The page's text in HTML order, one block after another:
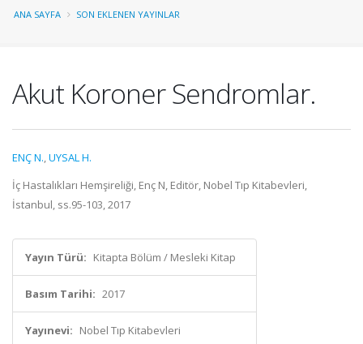
ANA SAYFA SON EKLENEN YAYINLAR
Akut Koroner Sendromlar.
ENÇ N.,UYSAL H.
İç Hastalıkları Hemşireliği, Enç N, Editör, Nobel Tıp Kitabevleri,
İstanbul, ss.95-103, 2017
Yayın Türü: Kitapta Bölüm / Mesleki Kitap
Basım Tarihi: 2017
Yayınevi: Nobel Tıp Kitabevleri